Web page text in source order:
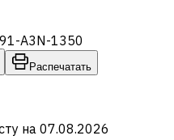
A3N-1350
Распечатать
на 07.08.2026